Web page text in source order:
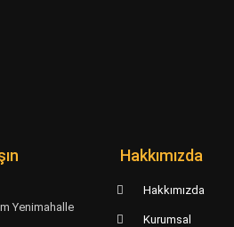
Yenimahalle
Hakkımızda
Hakkımızda
Kurumsal